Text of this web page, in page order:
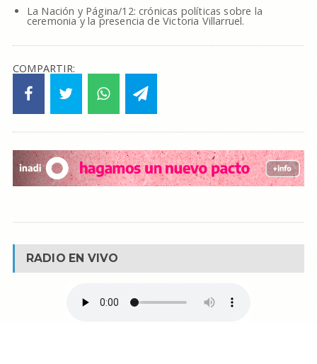
La Nación y Página/12: crónicas políticas sobre la
ceremonia y la presencia de Victoria Villarruel.
COMPARTIR:
RADIO EN VIVO